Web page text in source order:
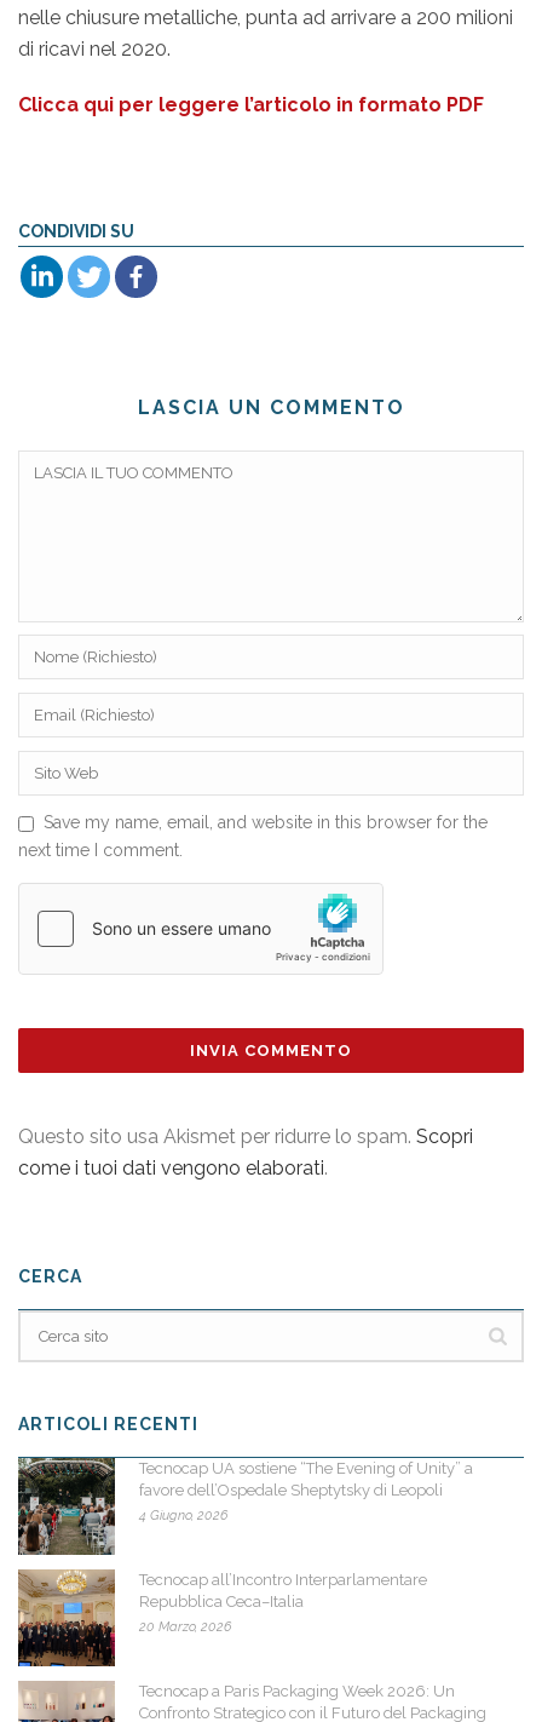
nelle chiusure metalliche, punta ad arrivare a 200 milioni
di ricavi nel 2020.
Clicca qui per leggere l’articolo in formato PDF
CONDIVIDI SU
LASCIA UN COMMENTO
Save my name, email, and website in this browser for the
next time I comment.
Questo sito usa Akismet per ridurre lo spam. Scopri
come i tuoi dati vengono elaborati.
CERCA
ARTICOLI RECENTI
Tecnocap UA sostiene “The Evening of Unity” a
favore dell’Ospedale Sheptytsky di Leopoli
4 Giugno, 2026
Tecnocap all’Incontro Interparlamentare
Repubblica Ceca–Italia
20 Marzo, 2026
Tecnocap a Paris Packaging Week 2026: Un
Confronto Strategico con il Futuro del Packaging